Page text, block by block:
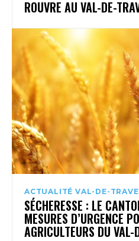
ROUVRE AU VAL-DE-
ACTUALITÉ VAL-DE-
SÉCHERESSE : LE
MESURES D’URGENCE
AGRICULTEURS DU VAL-